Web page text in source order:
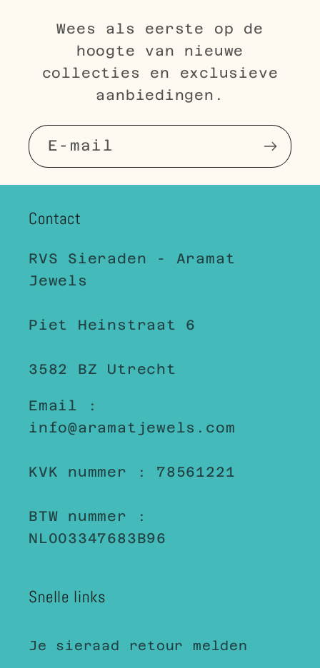
Wees als eerste op de
hoogte van nieuwe
collecties en exclusieve
aanbiedingen.
E‑mail
Contact
RVS Sieraden - Aramat
Jewels
Piet Heinstraat 6
3582 BZ Utrecht
Email :
info@aramatjewels.com
KVK nummer : 78561221
BTW nummer :
NL003347683B96
Snelle links
Je sieraad retour melden